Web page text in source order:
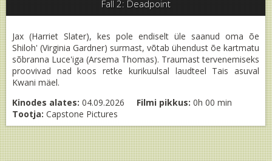
Fall 2: Deadpoint
Jax (Harriet Slater), kes pole endiselt üle saanud oma õe
Shiloh' (Virginia Gardner) surmast, võtab ühendust õe kartmatu
sõbranna Luce'iga (Arsema Thomas). Traumast tervenemiseks
proovivad nad koos retke kurikuulsal laudteel Tais asuval
Kwani mäel.
Kinodes alates: 04.09.2026 Filmi pikkus: 0h 00 min
Tootja: Capstone Pictures